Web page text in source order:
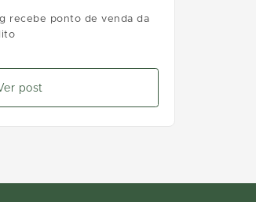
recebe ponto de venda da
post